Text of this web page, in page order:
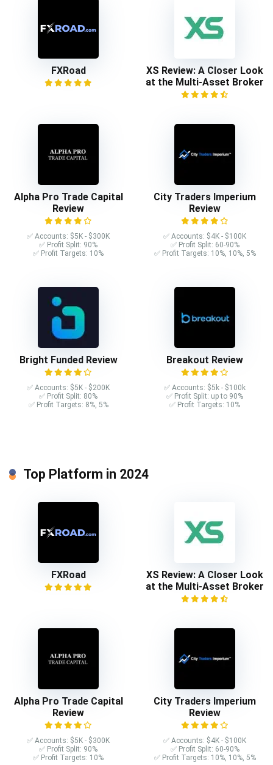
FXRoad
XS Review: A Closer Look
at the Multi-Asset Broker
Alpha Pro Trade Capital
Review
✅ Accounts: $5K - $300K
✅ Profit Split: 90%
✅ Profit Targets: 10%
City Traders Imperium
Review
✅ Accounts: $4K - $100K
✅ Profit Split: 60-90%
✅ Profit Targets: 10%, 10%, 5%
Bright Funded Review
✅ Accounts: $5K - $200K
✅ Profit Split: 80%
✅ Profit Targets: 8%, 5%
Breakout Review
✅ Accounts: $5k - $100k
✅ Profit Split: up to 90%
✅ Profit Targets: 10%
Top Platform in 2024
FXRoad
XS Review: A Closer Look
at the Multi-Asset Broker
Alpha Pro Trade Capital
Review
✅ Accounts: $5K - $300K
✅ Profit Split: 90%
✅ Profit Targets: 10%
City Traders Imperium
Review
✅ Accounts: $4K - $100K
✅ Profit Split: 60-90%
✅ Profit Targets: 10%, 10%, 5%